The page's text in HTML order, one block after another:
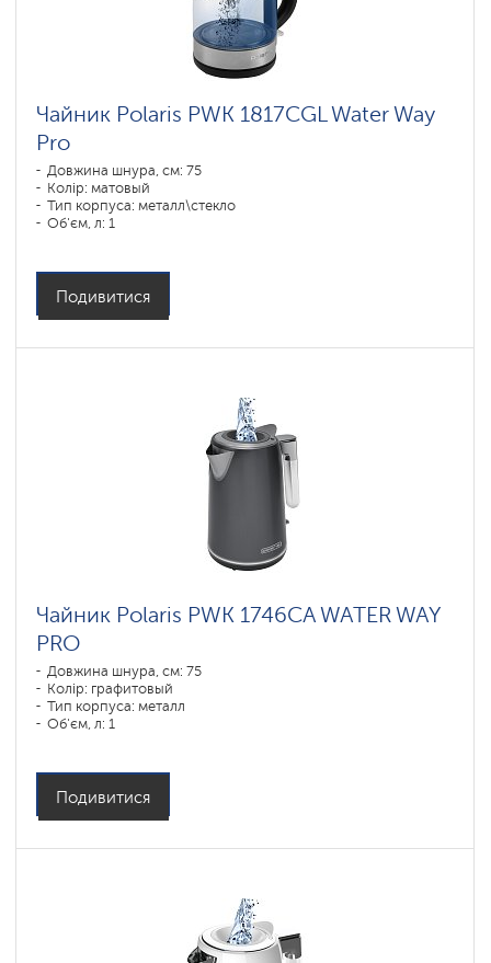
Чайник Polaris PWK 1817CGL Water Way
Pro
Довжина шнура, см: 75
Колір: матовый
Тип корпуса: металл\стекло
Об'єм, л: 1
Подивитися
Чайник Polaris PWK 1746CA WATER WAY
PRO
Довжина шнура, см: 75
Колір: графитовый
Тип корпуса: металл
Об'єм, л: 1
Подивитися